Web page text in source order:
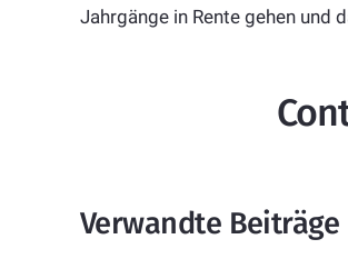
Jahrgänge in Rente gehen und
Verwandte Beiträge